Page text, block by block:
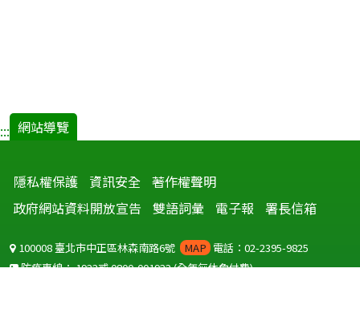
::: 網站導覽
隱私權保護 資訊安全 著作權聲明
政府網站資料開放宣告
雙語詞彙 電子報 署長信箱
100008 臺北市中正區林森南路6號 MAP 電話：02-2395-9825
防疫專線：1922或0800-001922(全年無休免付費)